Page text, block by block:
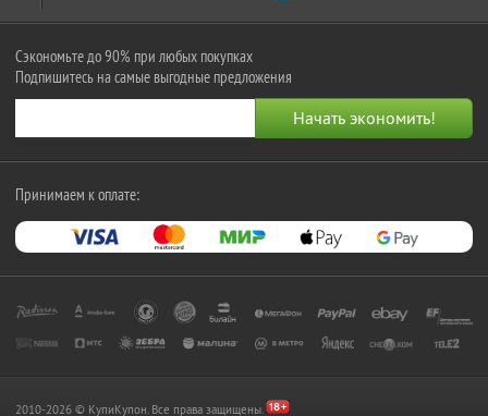
Сэкономьте до 90% при любых покупках
Подпишитесь на самые выгодные предложения
Принимаем к оплате:
2010-2026 © КупиКупон. Все права защищены.